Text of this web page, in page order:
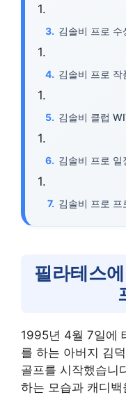
김솔비 프로 수
김솔비 프로 작
김솔비 클럽
김솔비 프로 일
김솔비 프로 프
필라테스
1995년 4월 7일에
를 하는 아버지 김
골프를 시작했습니
하는 모습과 캐디